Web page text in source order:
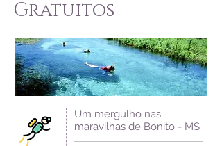
Gratuitos
Um mergulho nas
maravilhas de Bonito - MS